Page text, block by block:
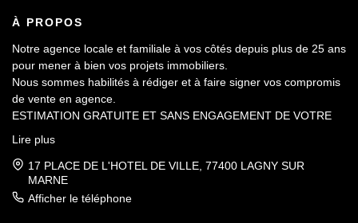
À PROPOS
Notre agence locale et familiale à vos côtés depuis plus de 25 ans
pour mener à bien vos projets immobiliers.
Nous sommes habilités à rédiger et à faire signer vos compromis
de vente en agence.
ESTIMATION GRATUITE ET SANS ENGAGEMENT DE VOTRE
Lire plus
17 PLACE DE L'HOTEL DE VILLE, 77400 LAGNY SUR
MARNE
Afficher le téléphone